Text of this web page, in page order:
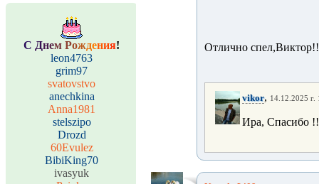
С Днем Рождения!
leon4763
grim97
svatovstvo
anechkina
Anna1981
stelszipo
Drozd
60Evulez
BibiKing70
ivasyuk
Отлично
vikor, 14.12.2025 г.
Ира, Спасибо